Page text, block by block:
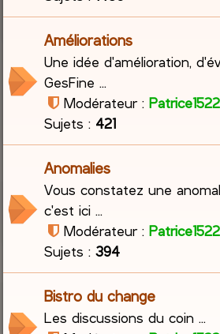
Améliorations
Une idée d'amélioration,
GesFine ...
Modérateur :
Sujets : 421
Anomalies
Vous constatez une
c'est ici ...
Modérateur :
Sujets :394
Bistro du change
Les discussions du coin ...